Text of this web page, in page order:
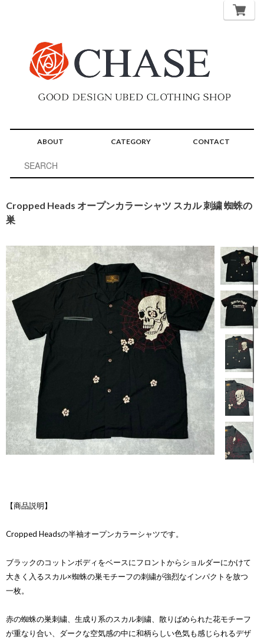
ABOUT CATEGORY CONTACT
Cropped Heads オープンカラーシャツ スカル 刺繍 蜘蛛の
巣
【商品説明】
Cropped Headsの半袖オープンカラーシャツです。
ブラックのコットンボディをベースにフロントからショルダーにかけて
大きく入るスカル×蜘蛛の巣モチーフの刺繍が強烈なインパクトを放つ
一枚。
赤の蜘蛛の巣刺繍、生成り系のスカル刺繍、散りばめられた花モチーフ
が重なり合い、ダークな空気感の中に和柄らしい色気も感じられるデザ